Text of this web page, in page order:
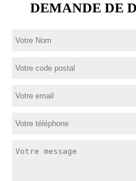
DEMANDE DE